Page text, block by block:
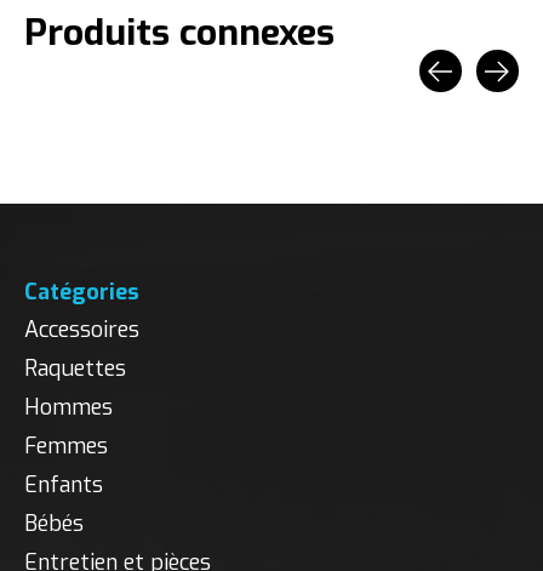
Produits connexes
Catégories
Accessoires
Raquettes
Hommes
Femmes
Enfants
Bébés
Entretien et pièces